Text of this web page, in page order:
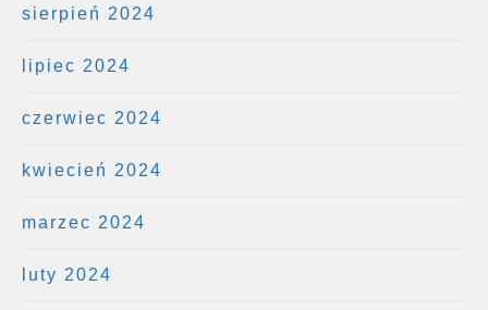
sierpień 2024
lipiec 2024
czerwiec 2024
kwiecień 2024
marzec 2024
luty 2024